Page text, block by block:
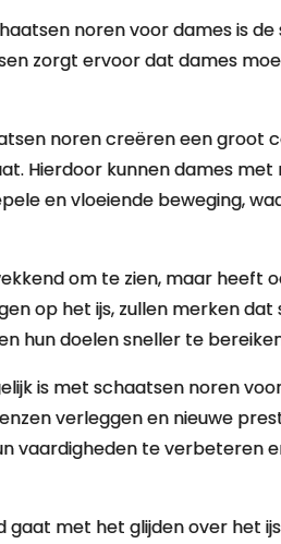
noren voor dames is de
zorgt ervoor dat dames
noren creëren een
Hierdoor kunnen dames
en vloeiende beweging,
om te zien, maar heeft
op het ijs, zullen merken
hun doelen sneller te
is met schaatsen noren
verleggen en nieuwe
vaardigheden te verbeteren
gaat met het glijden over het